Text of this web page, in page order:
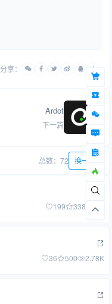
分享：
Ardot
下一篇
总数：72 换一批
199 338 1W
36 500 2.78K